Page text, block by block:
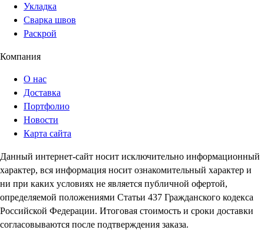
Укладка
Сварка швов
Раскрой
Компания
О нас
Доставка
Портфолио
Новости
Карта сайта
Данный интернет-сайт носит исключительно информационный
характер, вся информация носит ознакомительный характер и
ни при каких условиях не является публичной офертой,
определяемой положениями Статьи 437 Гражданского кодекса
Российской Федерации. Итоговая стоимость и сроки доставки
согласовываются после подтверждения заказа.